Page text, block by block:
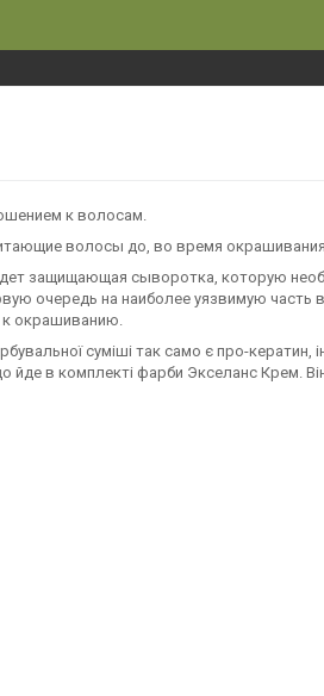
к волосам.
волосы до, во время окрашивания
защищающая сыворотка, которую
очередь на наиболее уязвимую часть
к окрашиванию.
суміші так само є про-кератин,
в комплекті фарби Экселанс Крем.